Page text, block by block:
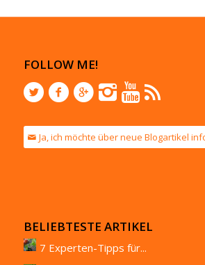
FOLLOW ME!
Ja, ich möchte über neue Blogartikel
BELIEBTESTE ARTIKEL
7 Experten-Tipps für...